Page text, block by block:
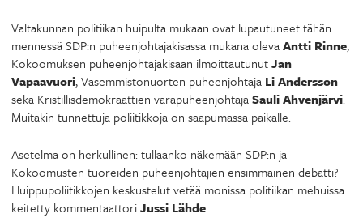
Valtakunnan politiikan huipulta mukaan ovat lupautuneet tähän
mennessä SDP:n puheenjohtajakisassa mukana olevaAntti Rinne,
Kokoomuksen puheenjohtajakisaan ilmoittautunutJan
Vapaavuori, Vasemmistonuorten puheenjohtaja Li Andersson
sekä Kristillisdemokraattien varapuheenjohtajaSauli Ahvenjärvi.
Muitakin tunnettuja poliitikkoja on saapumassa paikalle.
Asetelma on herkullinen: tullaanko näkemään SDP:n ja
Kokoomusten tuoreiden puheenjohtajien ensimmäinen debatti?
Huippupoliitikkojen keskustelut vetää monissa politiikan mehuissa
keitetty kommentaattoriJussi Lähde.